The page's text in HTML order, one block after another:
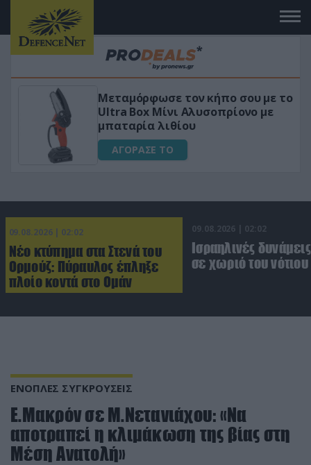
Μεταμόρφωσε τον κήπο σου με το
Ultra Box Μίνι Αλυσοπρίονο με
μπαταρία λιθίου
ΑΓΟΡΑΣΕ ΤΟ
09.08.2026 | 02:02
Νέο κτύπημα στα Στενά του
Ορμούζ: Πύραυλος έπληξε
πλοίο κοντά στο Ομάν
09.08.2026 | 02:02
Ισραηλινές
σε χωριό του
ΕΝΟΠΛΕΣ ΣΥΓΚΡΟΥΣΕΙΣ
Ε.Μακρόν σε Μ.Νετανιάχου: «Να
αποτραπεί η κλιμάκωση της βίας στη
Μέση Ανατολή»